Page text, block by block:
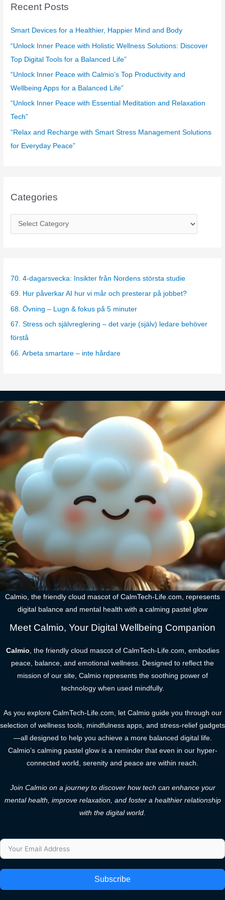
c
f
o
r
Recent Posts
Smart Devices for a Healthier, Happier Mind and Body
“Unlock Inner Peace with Holistic Wellness Solutions: Discover
Top Digital Tools for a Balanced Life”
“Unlock Inner Peace with Calmio’s Top Productivity and
Wellbeing Apps for a Balanced Life”
“Unlock Inner Peace with Essential Meditation and Relaxation
Tech”
“Relax and Recharge with Smart Stress Management Solutions
for Everyday Peace”
Categories
a
g
e
s
70. 4-dagarsvecka: Insikter från Nordens största studie
69. Hur påverkar AI hur vi mår och presterar på jobbet?
68. Övning – Lugn & fokus på 5 minuter
67. Stress och självreglering – det varje (själv) ledare behöver
förstå
66. Arbeta smartare – inte hårdare
Calmio, the friendly cloud mascot of CalmTech-Life.com, represents
digital balance and mental health with a calming pastel glow
Meet Calmio, Your Digital Wellbeing Companion
Calmio, the friendly cloud mascot of CalmTech-Life.com, embodies
peace, balance, and emotional wellness. Designed to reflect the
mission of our site, Calmio represents the soothing power of
technology when used mindfully.
As you explore CalmTech-Life.com, let Calmio guide you through our
selection of wellness tools, mindfulness apps, and stress-relief gadgets
—all designed to help you achieve a more balanced digital life.
Calmio’s calming pastel glow is a reminder that even in our hyper-
connected world, serenity and peace are within reach.
Join Calmio on a journey to discover how tech can enhance your
mental health, improve relaxation, and foster a healthier relationship
with the digital world.
Subscribe